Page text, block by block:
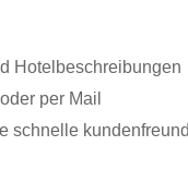
Hotelbeschreibungen
per Mail
schnelle